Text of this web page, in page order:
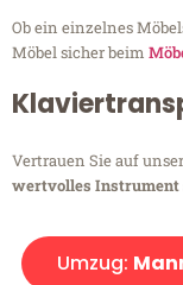
Ob ein einzelnes
Möbel sicher beim
Vertrauen Sie auf
wertvolles Instrument
Umzug: